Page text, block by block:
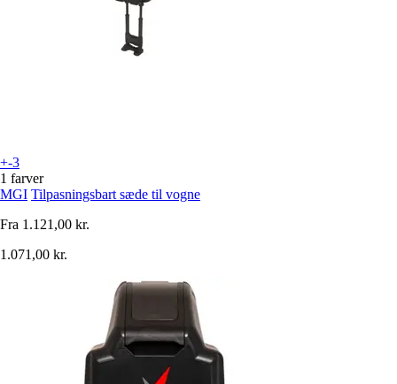
+-3
1 farver
MGI Tilpasningsbart sæde til vogne
Fra 1.121,00 kr.
1.071,00 kr.